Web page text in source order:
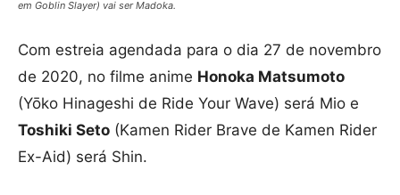
em Goblin Slayer) vai ser Madoka.
Com estreia agendada para o dia 27 de novembro
de 2020, no filme anime Honoka Matsumoto
(Yōko Hinageshi de Ride Your Wave) será Mio e
Toshiki Seto (Kamen Rider Brave de Kamen Rider
Ex-Aid) será Shin.